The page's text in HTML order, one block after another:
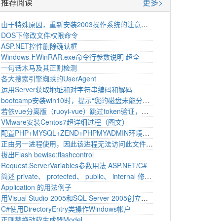
由于特殊原因，重新安装2003操作系统的注意事项
DOS下修改文件权限命令
ASP.NET控件删除确认框
Windows上WinRAR.exe命令行参数说明 超全
一句话木马及其正则检测
各大搜索引擎蜘蛛的UserAgent
运用Server获取地址和对字符串编码和解码
bootcamp安装win10时，提示“您的磁盘未能分区”如何解决？
若依vue分离版（ruoyi-vue）跳过token验证，设置白名单
VMware安装Centos7超详细过程（图文）
配置PHP+MYSQL+ZEND+PHPMYADMIN环境教程
正由另一进程使用，因此该进程无法访问此文件。 C#读取文本解决方法
拔出Flash bewise:flashcontrol
Request.ServerVariables参数用法 ASP.NET/C#
简述 private、 protected、 public、 internal 修饰符的访问权限。
Application 的用法例子
用Visual Studio 2005和SQL Server 2005创立数据库衔接效果
C#使用DirectoryEntry类操作Windows帐户